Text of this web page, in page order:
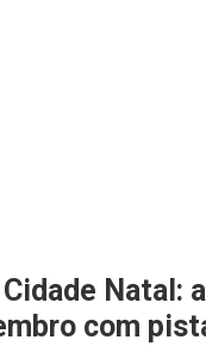
Natal:
com